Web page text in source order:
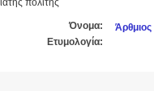
πολίτης
Όνομα:
Άρθμιος
Ετυμολογία: